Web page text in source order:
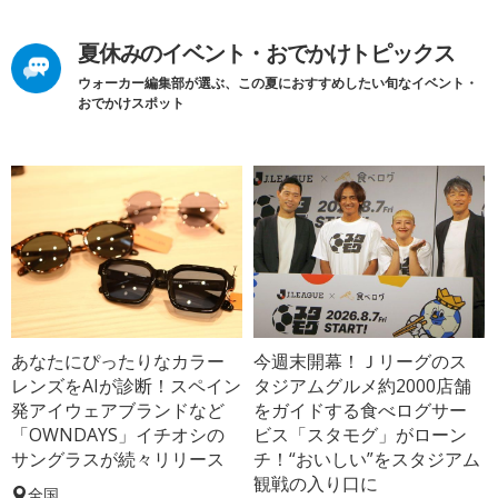
夏休みのイベント・おでかけトピックス
ウォーカー編集部が選ぶ、この夏におすすめしたい旬なイベント・
おでかけスポット
あなたにぴったりなカラー
レンズをAIが診断！スペイン
発アイウェアブランドなど
「OWNDAYS」イチオシの
サングラスが続々リリース
今週末開幕！Ｊリーグのス
タジアムグルメ約2000店舗
をガイドする食べログサー
ビス「スタモグ」がローン
チ！“おいしい”をスタジアム
観戦の入り口に